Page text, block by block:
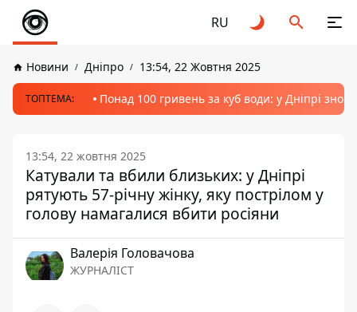
RU
Новини Дніпро 13:54, 22 Жовтня 2025
ТОПТЕМА: Понад 100 гривень за куб води: у Дніпрі
13:54, 22 жовтня 2025
Катували та вбили близьких: у Дніпрі
рятують 57-річну жінку, яку пострілом у
голову намагалися вбити росіяни
Валерія Головачова
ЖУРНАЛІСТ